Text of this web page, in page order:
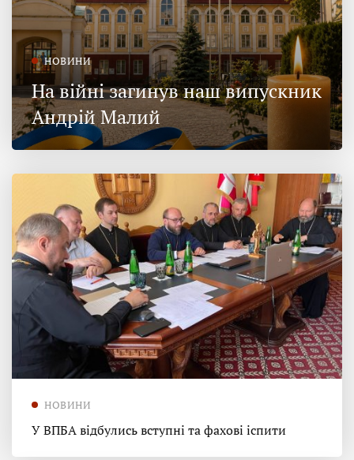
НОВИНИ
На війні загинув наш випускник
Андрій Малий
НОВИНИ
У ВПБА відбулись вступні та фахові іспити